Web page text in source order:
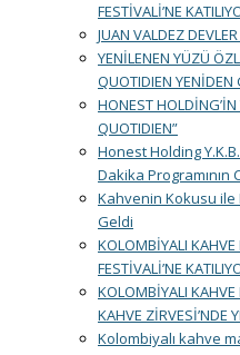
FESTİVALİ’NE
JUAN VALDEZ
YENİLENEN YÜZÜ
QUOTIDIEN YENİDEN
HONEST HOLDİNG’İN
QUOTIDIEN”
Honest Holding
Dakika Programının
Kahvenin Kokusu ile
Geldi
KOLOMBİYALI
FESTİVALİ’NE
KOLOMBİYALI
KAHVE ZİRVESİ’NDE
Kolombiyalı kahve